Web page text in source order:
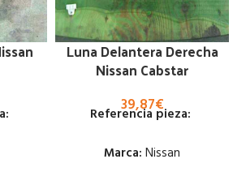
Luna Delantera Derecha
Nissan Cabstar
39,87€
Referencia pieza:
Marca: Nissan